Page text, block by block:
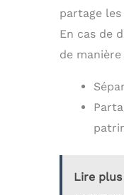
partage
En cas de
de
Lire plus